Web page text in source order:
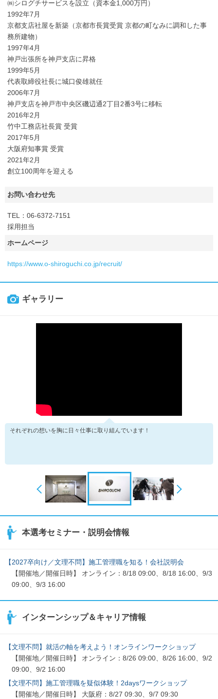
㈱シログチサービスを設立（資本金1,000万円）
1992年7月
京都支店社屋を新築（京都市長賞受賞 京都の町なみに調和した事
務所建物）
1997年4月
神戸出張所を神戸支店に昇格
1999年5月
代表取締役社長に城口俊雄就任
2006年7月
神戸支店を神戸市中央区磯辺通2丁目2番3号に移転
2016年2月
竹中工務店社長賞 受賞
2017年5月
大阪府知事賞 受賞
2021年2月
創立100周年を迎える
お問い合わせ先
TEL：06-6372-7151
採用担当
ホームページ
https://www.o-shiroguchi.co.jp/recruit/
ギャラリー
それぞれの想いを胸に日々仕事に取り組んでいます！
本選考セミナー・説明会情報
【2027卒向け／文理不問】施工管理職を知る！会社説明会
【開催地／開催日時】 オンライン：8/18 09:00、8/18 16:00、9/3
09:00、9/3 16:00
インターンシップ＆キャリア情報
【文理不問】就活の軸を考えよう！オンラインワークショップ
【開催地／開催日時】 オンライン：8/26 09:00、8/26 16:00、9/2
09:00、9/2 16:00
【文理不問】施工管理職を疑似体験！2daysワークショップ
【開催地／開催日時】 大阪府：8/27 09:30、9/7 09:30